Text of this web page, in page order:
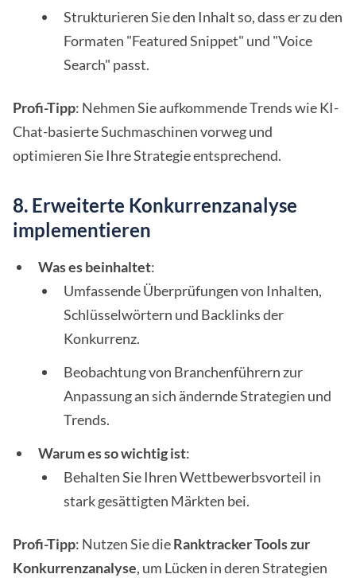
Strukturieren Sie den Inhalt so, dass er zu den
Formaten "Featured Snippet" und "Voice
Search" passt.
Profi-Tipp: Nehmen Sie aufkommende Trends wie KI-
Chat-basierte Suchmaschinen vorweg und
optimieren Sie Ihre Strategie entsprechend.
8. Erweiterte Konkurrenzanalyse
implementieren
Was es beinhaltet:
Umfassende Überprüfungen von Inhalten,
Schlüsselwörtern und Backlinks der
Konkurrenz.
Beobachtung von Branchenführern zur
Anpassung an sich ändernde Strategien und
Trends.
Warum es so wichtig ist:
Behalten Sie Ihren Wettbewerbsvorteil in
stark gesättigten Märkten bei.
Profi-Tipp: Nutzen Sie dieRanktracker Tools zur
Konkurrenzanalyse, um Lücken in deren Strategien